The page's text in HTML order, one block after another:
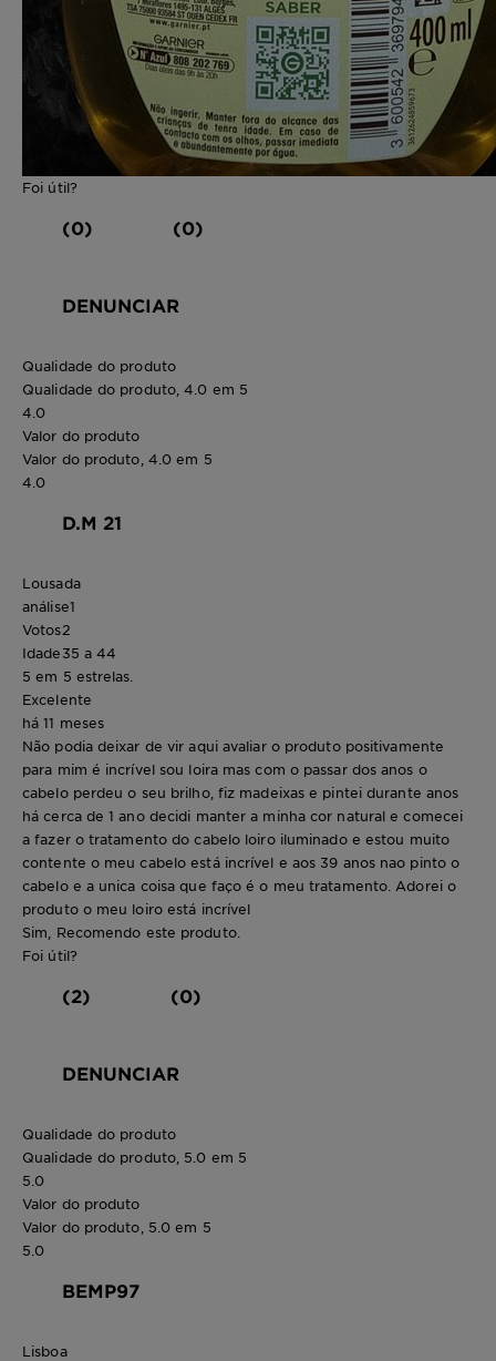
Foi útil?
(0) (0)
DENUNCIAR
Qualidade do produto
Qualidade do produto, 4.0 em 5
4.0
Valor do produto
Valor do produto, 4.0 em 5
4.0
D.M 21
Lousada
análise1
Votos2
Idade35 a 44
5 em 5 estrelas.
Excelente
há 11 meses
Não podia deixar de vir aqui avaliar o produto positivamente
para mim é incrível sou loira mas com o passar dos anos o
cabelo perdeu o seu brilho, fiz madeixas e pintei durante anos
há cerca de 1 ano decidi manter a minha cor natural e comecei
a fazer o tratamento do cabelo loiro iluminado e estou muito
contente o meu cabelo está incrível e aos 39 anos nao pinto o
cabelo e a unica coisa que faço é o meu tratamento. Adorei o
produto o meu loiro está incrível
Sim, Recomendo este produto.
Foi útil?
(2) (0)
DENUNCIAR
Qualidade do produto
Qualidade do produto, 5.0 em 5
5.0
Valor do produto
Valor do produto, 5.0 em 5
5.0
BEMP97
Lisboa